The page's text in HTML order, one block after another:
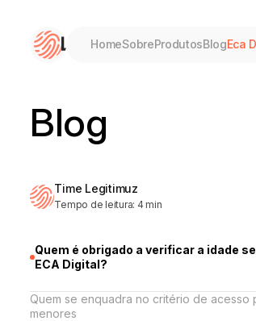
HomeSobreProdutosBlogEca
Produtos
Blog
Time Legitimuz
Tempo de leitura: 4min
Quem é obrigado a verificar a idade
ECA Digital?
Quem se enquadra no critério de acesso
menores